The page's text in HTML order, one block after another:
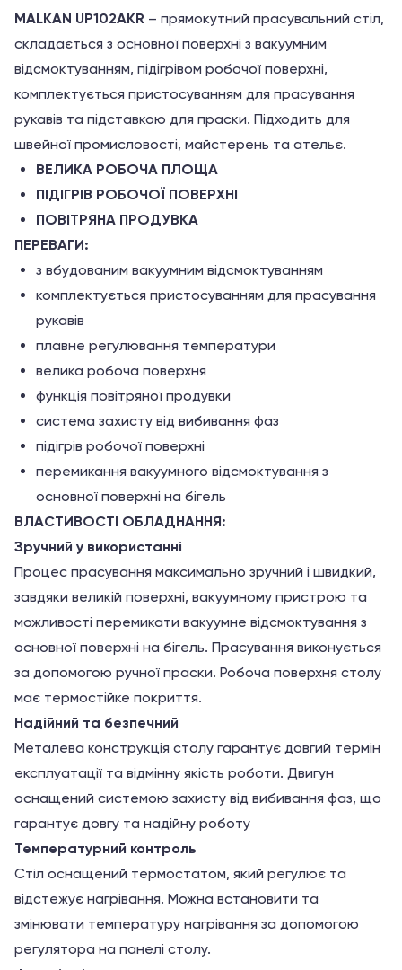
MALKAN UP102AKR – прямокутний прасувальний стіл,
складається з основної поверхні з вакуумним
відсмоктуванням, підігрівом робочої поверхні,
комплектується пристосуванням для прасування
рукавів та підставкою для праски. Підходить для
швейної промисловості, майстерень та ательє.
ВЕЛИКА РОБОЧА ПЛОЩА
ПІДІГРІВ РОБОЧОЇ ПОВЕРХНІ
ПОВІТРЯНА ПРОДУВКА
ПЕРЕВАГИ:
з вбудованим вакуумним відсмоктуванням
комплектується пристосуванням для прасування
рукавів
плавне регулювання температури
велика робоча поверхня
функція повітряної продувки
система захисту від вибивання фаз
підігрів робочої поверхні
перемикання вакуумного відсмоктування з
основної поверхні на бігель
ВЛАСТИВОСТІ ОБЛАДНАННЯ:
Зручний у використанні
Процес прасування максимально зручний і швидкий,
завдяки великій поверхні, вакуумному пристрою та
можливості перемикати вакуумне відсмоктування з
основної поверхні на бігель. Прасування виконується
за допомогою ручної праски. Робоча поверхня столу
має термостійке покриття.
Надійний та безпечний
Металева конструкція столу гарантує довгий термін
експлуатації та відмінну якість роботи. Двигун
оснащений системою захисту від вибивання фаз, що
гарантує довгу та надійну роботу
Температурний контроль
Стіл оснащений термостатом, який регулює та
відстежує нагрівання. Можна встановити та
змінювати температуру нагрівання за допомогою
регулятора на панелі столу.